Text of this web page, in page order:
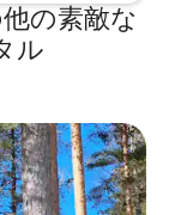
の素敵な
ル